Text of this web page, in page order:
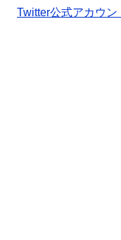
Twitter公式アカウン